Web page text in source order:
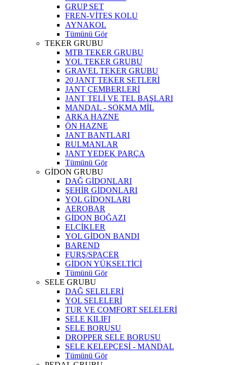
GRUP SET
FREN-VİTES KOLU
AYNAKOL
Tümünü Gör
TEKER GRUBU
MTB TEKER GRUBU
YOL TEKER GRUBU
GRAVEL TEKER GRUBU
20 JANT TEKER SETLERİ
JANT ÇEMBERLERİ
JANT TELİ VE TEL BAŞLARI
MANDAL - SOKMA MİL
ARKA HAZNE
ÖN HAZNE
JANT BANTLARI
RULMANLAR
JANT YEDEK PARÇA
Tümünü Gör
GİDON GRUBU
DAĞ GİDONLARI
ŞEHİR GİDONLARI
YOL GİDONLARI
AEROBAR
GİDON BOĞAZI
ELCİKLER
YOL GİDON BANDI
BAREND
FURŞ/SPACER
GİDON YÜKSELTİCİ
Tümünü Gör
SELE GRUBU
DAĞ SELELERİ
YOL SELELERİ
TUR VE COMFORT SELELERİ
SELE KILIFI
SELE BORUSU
DROPPER SELE BORUSU
SELE KELEPÇESİ - MANDAL
Tümünü Gör